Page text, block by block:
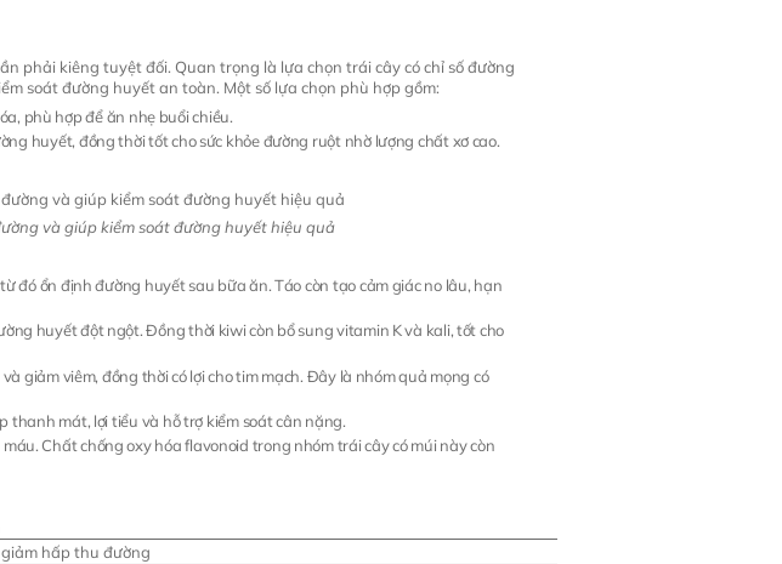
phải kiêng tuyệt đối. Quan trọng là lựa chọn trái cây có chỉ số đường
soát đường huyết an toàn. Một số lựa chọn phù hợp gồm:
phù hợp để ăn nhẹ buổi chiều.
huyết, đồng thời tốt cho sức khỏe đường ruột nhờ lượng chất xơ cao.
và giúp kiểm soát đường huyết hiệu quả
đó ổn định đường huyết sau bữa ăn. Táo còn tạo cảm giác no lâu, hạn
huyết đột ngột. Đồng thời kiwi còn bổ sung vitamin K và kali, tốt cho
giảm viêm, đồng thời có lợi cho tim mạch. Đây là nhóm quả mọng có
mát, lợi tiểu và hỗ trợ kiểm soát cân nặng.
Chất chống oxy hóa flavonoid trong nhóm trái cây có múi này còn
hấp thu đường